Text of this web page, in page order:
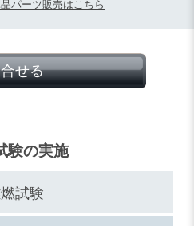
パーツ販売はこちら
せる
験の実施
試験